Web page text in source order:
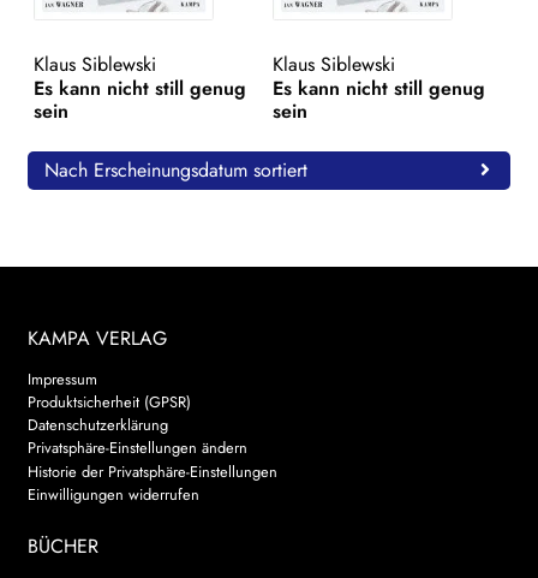
Klaus Siblewski
Es kann nicht still genug
sein
Klaus Siblewski
Es kann nicht still genug
sein
Nach Erscheinungsdatum sortiert
KAMPA VERLAG
Impressum
Produktsicherheit (GPSR)
Datenschutzerklärung
Privatsphäre-Einstellungen ändern
Historie der Privatsphäre-Einstellungen
Einwilligungen widerrufen
BÜCHER